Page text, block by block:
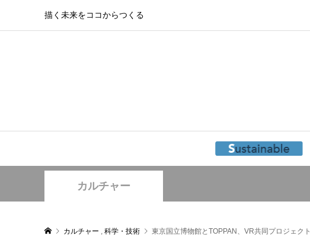
描く未来をココからつくる
カルチャー
カルチャー , 科学・技術 東京国立博物館とTOPPAN、VR共同プロジェクト